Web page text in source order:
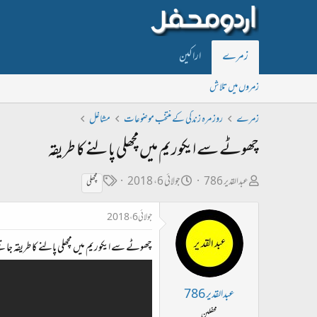
زمرے اراکین
زمروں میں تلاش
زمرے
روز مرہ زندگی کے منتخب موضوعات مشاغل
چھوٹے سے ایکوریم میں مچھلی پالنے کا طریقہ
ص
ب
عبدالقدیر 786
ت
ر
خ
جولائی 6، 2018
ی
مچھلی
عبدالقدیر 786
جولائی 6، 2018
چھوٹے سے ایکوریم میں مچھلی پالنے کا طریقہ